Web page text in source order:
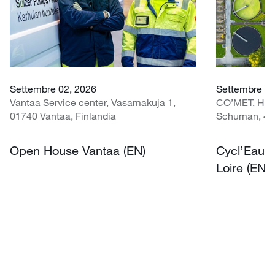
Settembre 02, 2026
Vantaa Service center, Vasamakuja 1,
01740 Vantaa, Finlandia
Open House Vantaa (EN)
Settembre
CO’MET,
Schuman,
Cycl’Eau
Loire (EN)